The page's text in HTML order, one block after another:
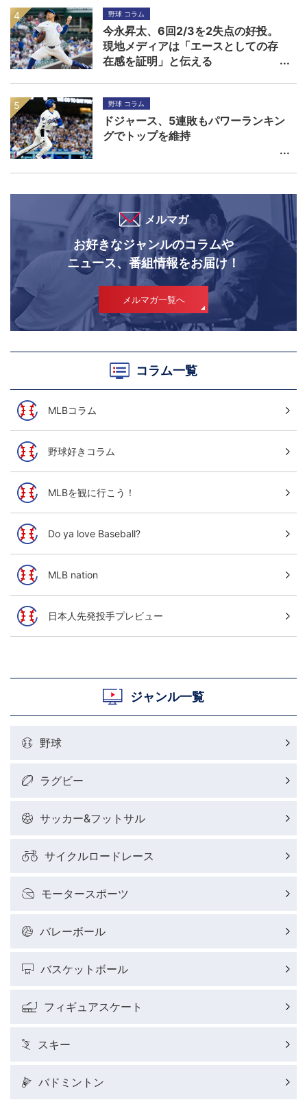
野球 コラム
今永昇太、6回2/3を2失点の好投。
現地メディアは「エースとしての存
在感を証明」と伝える
野球 コラム
ドジャース、5連敗もパワーランキン
グでトップを維持
メルマガ
お好きなジャンルのコラムや
ニュース、番組情報をお届け！
メルマガ一覧へ
コラム一覧
MLBコラム
野球好きコラム
MLBを観に行こう！
Do ya love Baseball?
MLB nation
日本人先発投手プレビュー
ジャンル一覧
野球
ラグビー
サッカー&フットサル
サイクルロードレース
モータースポーツ
バレーボール
バスケットボール
フィギュアスケート
スキー
バドミントン